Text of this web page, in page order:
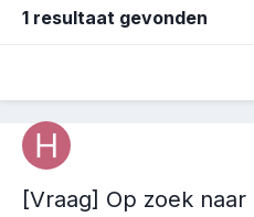
1 resultaat gevonden
[Vraag] Op zoek